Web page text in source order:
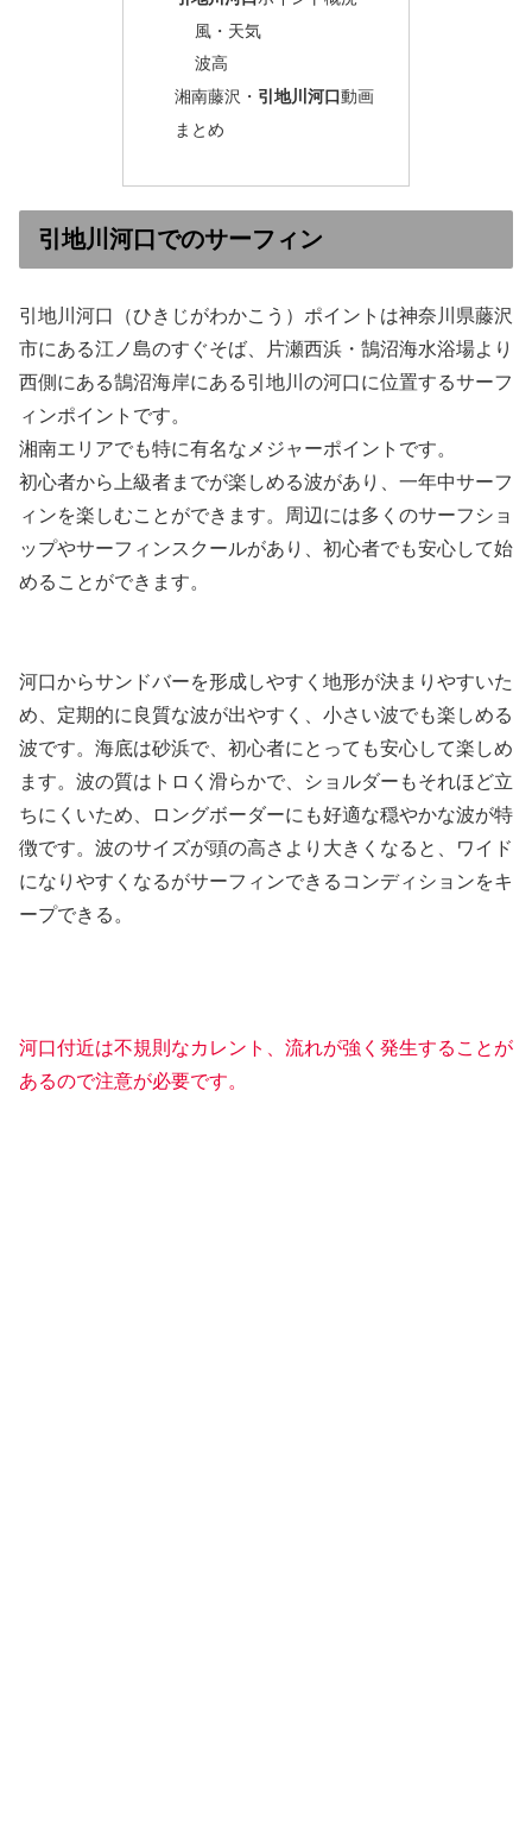
風・天気
波高
湘南藤沢・ 引地川河口動画
まとめ
引地川河口 でのサーフィン
引地川河口（ひきじがわかこう）ポイントは神奈川県藤沢
市にある江ノ島のすぐそば、片瀬西浜・鵠沼海水浴場より
西側にある鵠沼海岸にある引地川の河口に位置するサーフ
ィンポイントです。
湘南エリアでも特に有名なメジャーポイントです。
初心者から上級者までが楽しめる波があり、一年中サーフ
ィンを楽しむことができます。周辺には多くのサーフショ
ップやサーフィンスクールがあり、初心者でも安心して始
めることができます。
河口からサンドバーを形成しやすく地形が決まりやすいた
め、定期的に良質な波が出やすく、小さい波でも楽しめる
波です。海底は砂浜で、初心者にとっても安心して楽しめ
ます。波の質はトロく滑らかで、ショルダーもそれほど立
ちにくいため、ロングボーダーにも好適な穏やかな波が特
徴です。波のサイズが頭の高さより大きくなると、ワイド
になりやすくなるがサーフィンできるコンディションをキ
ープできる。
河口付近は不規則なカレント、流れが強く発生することが
あるので注意が必要です。